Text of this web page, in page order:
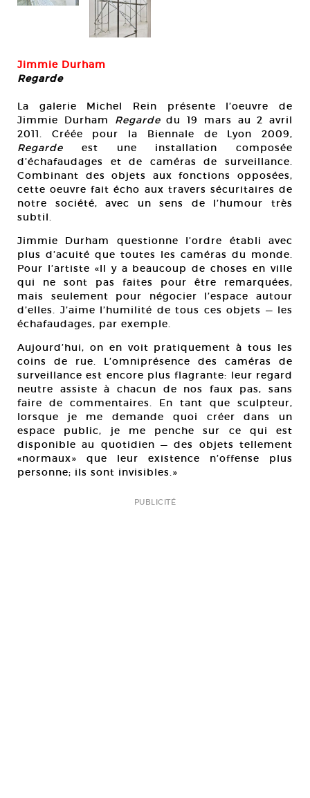
Jimmie Durham
Regarde
La galerie Michel Rein présente l’oeuvre de
Jimmie Durham Regardedu 19 mars au 2 avril
2011. Créée pour la Biennale de Lyon 2009,
Regarde est une installation composée
d’échafaudages et de caméras de surveillance.
Combinant des objets aux fonctions opposées,
cette oeuvre fait écho aux travers sécuritaires de
notre société, avec un sens de l’humour très
subtil.
Jimmie Durham questionne l’ordre établi avec
plus d’acuité que toutes les caméras du monde.
Pour l’artiste «Il y a beaucoup de choses en ville
qui ne sont pas faites pour être remarquées,
mais seulement pour négocier l’espace autour
d’elles. J’aime l’humilité de tous ces objets — les
échafaudages, par exemple.
Aujourd’hui, on en voit pratiquement à tous les
coins de rue. L’omniprésence des caméras de
surveillance est encore plus flagrante: leur regard
neutre assiste à chacun de nos faux pas, sans
faire de commentaires. En tant que sculpteur,
lorsque je me demande quoi créer dans un
espace public, je me penche sur ce qui est
disponible au quotidien — des objets tellement
«normaux» que leur existence n’offense plus
personne; ils sont invisibles.»
PUBLICITÉ